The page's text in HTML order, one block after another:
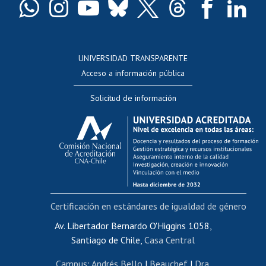
Docentes
Evaluación docente
Calificación académica
Postulación al AUCAI
Funcionarias/os
Cursos internos de capacitación
Bienestar del personal
Portal de movilidad interna
Certificado de renta
Certificado de renta honorarios
UNIVERSIDAD TRANSPARENTE
Acceso a información pública
Solicitud de información
Av. Libertador Bernardo O'Higgins 1058,
Santiago de Chile, Casa Central
Campus: Andrés Bello | Beauchef| Dra.
Certificación en estándares de igualdad de género